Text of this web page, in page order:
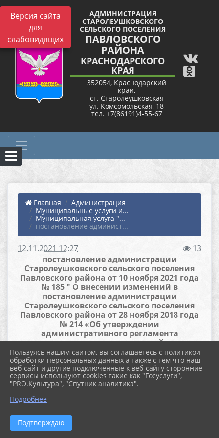
Версия сайта
для
слабовидящих
АДМИНИСТРАЦИЯ
СТАРОЛЕУШКОВСКОГО
СЕЛЬСКОГО ПОСЕЛЕНИЯ
ПАВЛОВСКОГО
РАЙОНА
КРАСНОДАРСКОГО
КРАЯ
352054, Краснодарский
край,
ст. Старолеушковская
ул. Комсомольская, 18
тел. +7(86191)4-55-67
Главная
Администрация
Муниципальные услуги и...
Муниципальная услуга "...
постановление админист...
12.11.2021 12:27
13
постановление администрации
Старолеушковского сельского поселения
Павловского района от 10 ноября 2021 года
№ 185 " О внесении изменений в
постановление администрации
Старолеушковского сельского поселения
Павловского района от 28 ноября 2018 года
№ 214 «Об утверждении
административного регламента
предоставления муниципальной услуги
«Выдача разрешения на вступление в брак
лицам, достигшим возраста шестнадцати
лет, но не достигшим совершеннолетия, на
территории Старолеушковского сельского
поселения Павловского района»"-
Пользуясь нашим сайтом, вы соглашаетесь с политикой
обработки персональных данных а также с тем что наш
веб-сайт и другие подключенные к веб-сайту сторонние
сервисы используют cookies такие как "Госуслуги",
"PRO.Культура", "Спутник аналитика".
Подробнее
Подтверждаю